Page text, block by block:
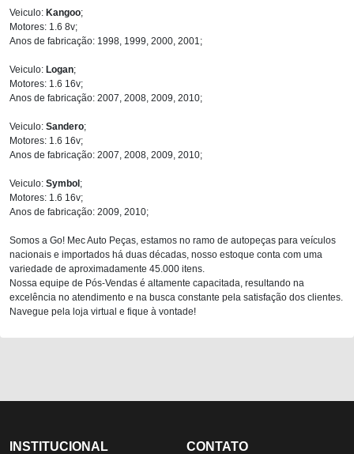
Veiculo: Kangoo;
Motores: 1.6 8v;
Anos de fabricação: 1998, 1999, 2000, 2001;
Veiculo: Logan;
Motores: 1.6 16v;
Anos de fabricação: 2007, 2008, 2009, 2010;
Veiculo: Sandero;
Motores: 1.6 16v;
Anos de fabricação: 2007, 2008, 2009, 2010;
Veiculo: Symbol;
Motores: 1.6 16v;
Anos de fabricação: 2009, 2010;
Somos a Go! Mec Auto Peças, estamos no ramo de autopeças para veículos
nacionais e importados há duas décadas, nosso estoque conta com uma
variedade de aproximadamente 45.000 itens.
Nossa equipe de Pós-Vendas é altamente capacitada, resultando na
excelência no atendimento e na busca constante pela satisfação dos clientes.
Navegue pela loja virtual e fique à vontade!
INSTITUCIONAL CONTATO